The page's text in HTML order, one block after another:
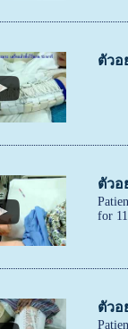
ตัวอ
ตัวอ
for
ตัวอ